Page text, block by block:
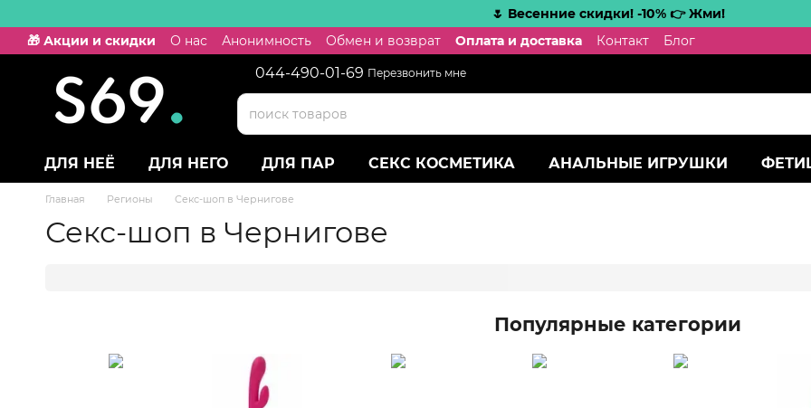
🌷 Весенние скидки! -10% 👉 Жми!
🎁 Акции и скидки
О нас Анонимность Обмен и возврат Оплата и доставка Контакт Блог
044-490-01-69 Перезвонить мне
ДЛЯ НЕЁ ДЛЯ НЕГО ДЛЯ ПАР СЕКС КОСМЕТИКА АНАЛЬНЫЕ ИГРУШКИ
Главная Регионы Секс-шоп в Чернигове
Секс-шоп в Чернигове
Популярные категории